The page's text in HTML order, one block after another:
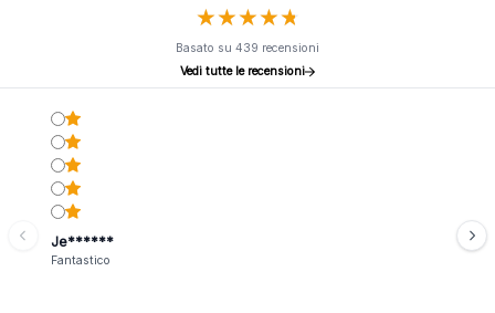
★★★★★
★★★★★
Basato su 439 recensioni
Vedi tutte le recensioni
Je******
Fantastico